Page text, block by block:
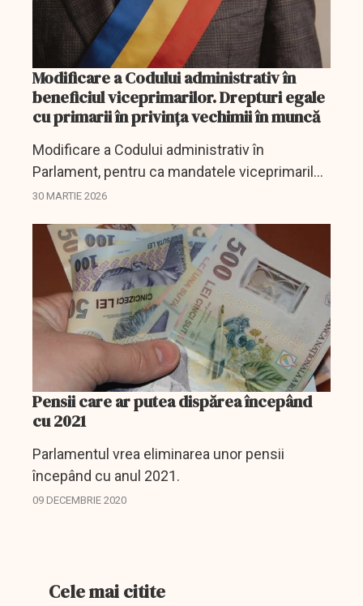
Modificare a Codului administrativ în
beneficiul viceprimarilor. Drepturi egale
cu primarii în privinţa vechimii în muncă
Modificare a Codului administrativ în
Parlament, pentru ca mandatele viceprimarilor
să fie recunoscute ca vechime în muncă
30 MARTIE 2026
Pensii care ar putea dispărea începând
cu 2021
Parlamentul vrea eliminarea unor pensii
începând cu anul 2021.
09 DECEMBRIE 2020
Cele mai citite